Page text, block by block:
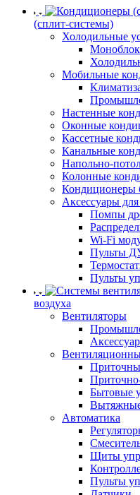
(сплит-системы)
Холодильные
Мобильные
Настенные
Оконные
Кассетные
Канальные
Напольно-
Колонные
Кондиционеры
Аксессуары
Помпы
Wi-Fi
Пульты
Пульты
воздуха
Вентиляторы
Бытовые
Автоматика
Щиты
Пульты